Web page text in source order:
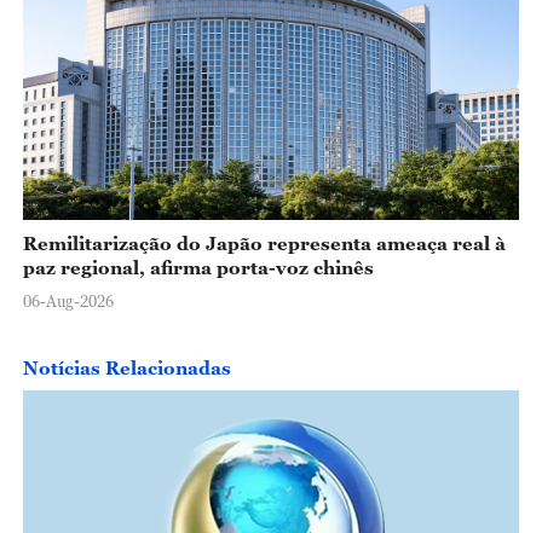
Remilitarização do Japão representa ameaça real à
paz regional, afirma porta-voz chinês
06-Aug-2026
Notícias Relacionadas